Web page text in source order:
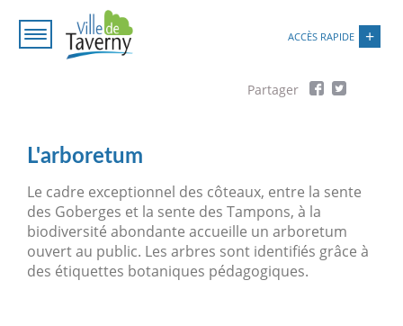
contenu
ACCÈS RAPIDE
L'arboretum
Le cadre exceptionnel des côteaux, entre la sente
des Goberges et la sente des Tampons, à la
biodiversité abondante accueille un arboretum
ouvert au public. Les arbres sont identifiés grâce à
des étiquettes botaniques pédagogiques.
Paramétrer les cookies